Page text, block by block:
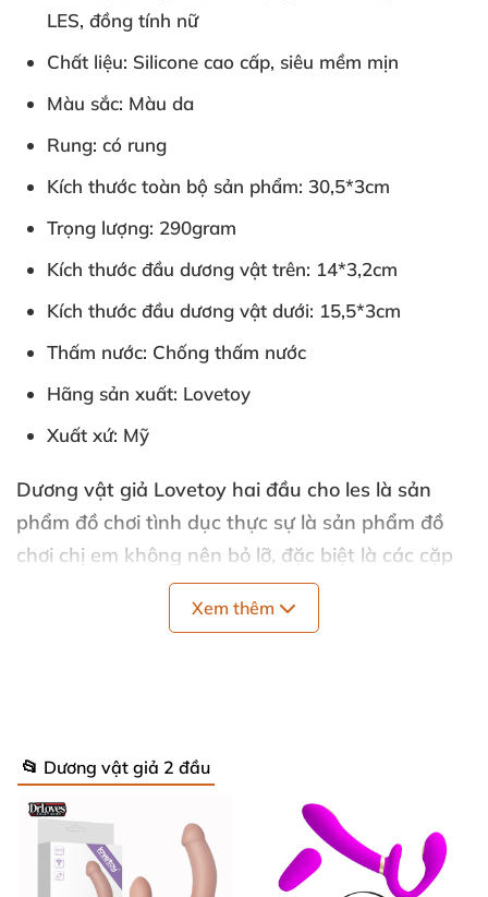
LES, đồng tính nữ
Chất liệu: Silicone cao cấp, siêu mềm mịn
Màu sắc: Màu da
Rung: có rung
Kích thước toàn bộ sản phẩm: 30,5*3cm
Trọng lượng: 290gram
Kích thước đầu dương vật trên: 14*3,2cm
Kích thước đầu dương vật dưới: 15,5*3cm
Thấm nước: Chống thấm nước
Hãng sản xuất: Lovetoy
Xuất xứ: Mỹ
Dương vật giả Lovetoy hai đầu cho les là sản
phẩm đồ chơi tình dục thực sự là sản phẩm đồ
chơi chị em không nên bỏ lỡ, đặc biệt là các cặp
đôi LES (đồng tính nữ) sẽ vô cùng thấy thú vị và
sẽ cảm nhận được cơn sướng rơn khắp người khi
Thiết kế 2 đầu cực kỳ độc đáo, hình dáng mới lạ
cho cảm giác mới
Silicone y tế, cao cấp cực kỳ an toàn, không hề
gây dị ứng
Xem thêm
📂 Dương vật giả 2 đầu